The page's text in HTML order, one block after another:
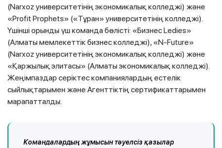
(Narxoz университетінің экономикалық колледжі) және
«Profit Prophets» («Тұран» университетінің колледжі).
Үшінші орынды үш команда бөлісті: «Бизнес Ledies»
(Алматы мемлекеттік бизнес колледжі), «N-Future»
(Narxoz университетінің экономикалық колледжі) және
«Қаржылық элитасы» (Алматы экономикалық колледжі).
Жеңімпаздар серіктес компаниялардың естелік
сыйлықтарымен және Агенттіктің сертификаттарымен
марапатталды.
Командалардың жұмысын тәуелсіз қазылар